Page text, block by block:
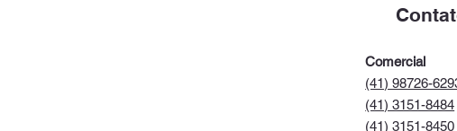
Comercial
(41) 98726-
(41) 3151-8484
(41) 3151-8450